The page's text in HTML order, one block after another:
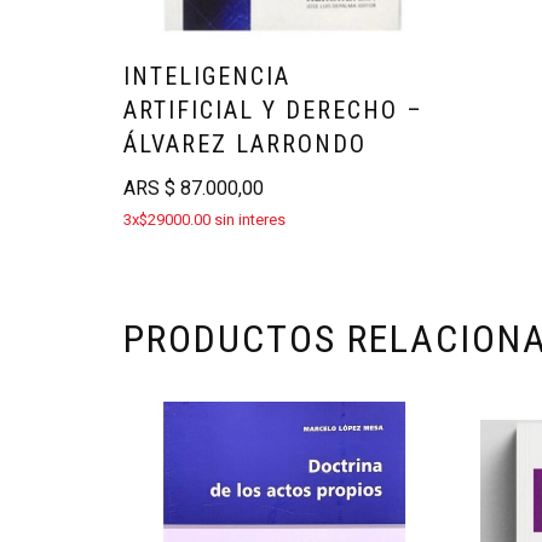
INTELIGENCIA
ARTIFICIAL Y DERECHO –
ÁLVAREZ LARRONDO
ARS $ 87.000,00
3x$29000.00 sin interes
PRODUCTOS